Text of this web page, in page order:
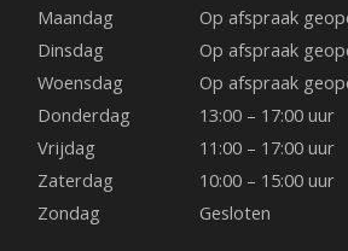
Maandag
Op afspraak
Dinsdag
Op afspraak
Woensdag
Op afspraak
Donderdag
13:00 – 17:00 uur
Vrijdag
11:00 – 17:00 uur
Zaterdag
10:00 – 15:00 uur
Zondag
Gesloten